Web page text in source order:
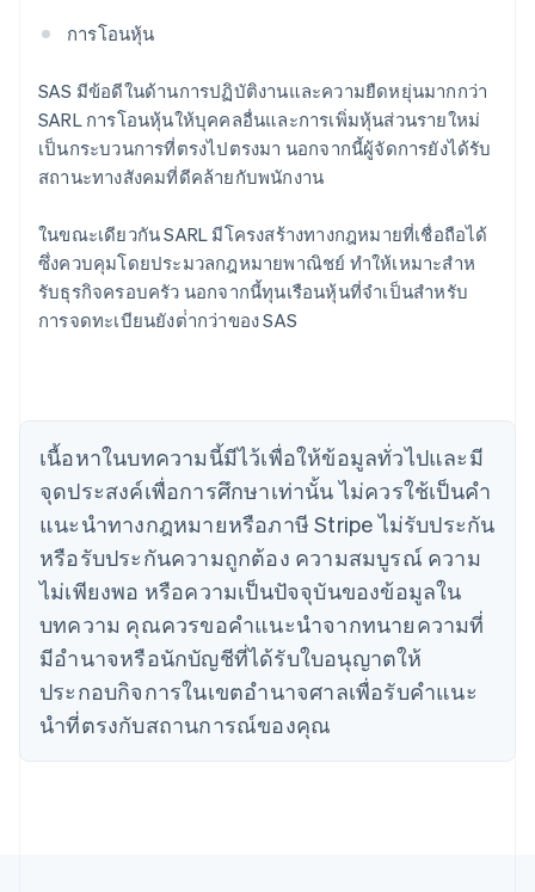
การโอนหุ้น
SAS มีข้อดีในด้านการปฏิบัติงานและความยืดหยุ่นมากกว่า
SARL การโอนหุ้นให้บุคคลอื่นและการเพิ่มหุ้นส่วนรายใหม่
เป็นกระบวนการที่ตรงไปตรงมา นอกจากนี้ผู้จัดการยังได้รับ
สถานะทางสังคมที่ดีคล้ายกับพนักงาน
ในขณะเดียวกัน SARL มีโครงสร้างทางกฎหมายที่เชื่อถือได้
ซึ่งควบคุมโดยประมวลกฎหมายพาณิชย์ ทําให้เหมาะสําห
รับธุรกิจครอบครัว นอกจากนี้ทุนเรือนหุ้นที่จําเป็นสําหรับ
การจดทะเบียนยังต่ํากว่าของ SAS
เนื้อหาในบทความนี้มีไว้เพื่อให้ข้อมูลทั่วไปและมี
จุดประสงค์เพื่อการศึกษาเท่านั้น ไม่ควรใช้เป็นคํา
แนะนําทางกฎหมายหรือภาษี Stripe ไม่รับประกัน
หรือรับประกันความถูกต้อง ความสมบูรณ์ ความ
ไม่เพียงพอ หรือความเป็นปัจจุบันของข้อมูลใน
บทความ คุณควรขอคําแนะนําจากทนายความที่
มีอํานาจหรือนักบัญชีที่ได้รับใบอนุญาตให้
ประกอบกิจการในเขตอํานาจศาลเพื่อรับคําแนะ
นําที่ตรงกับสถานการณ์ของคุณ
กรีซ
เขตบริหารพิเศษฮ่องกง ประเทศจีน
English简体中文
แคนาดา
English Français
โครเอเชีย
ไซปรัส
English
ญี่ปุ่น
日本語English
เดนมาร์ก
ไทย
ไทย English
นอร์เวย์
English
นิวซีแลนด์
English
เนเธอร์แลนด์
NederlandsEnglish
บราซิล